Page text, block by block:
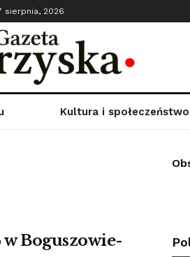
sierpnia, 2026
Kultura i społeczeństwo
Boguszowie-